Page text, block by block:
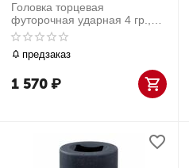
Головка торцевая
футорочная ударная 4 гр.,
21мм, 1"
предзаказ
1 570₽